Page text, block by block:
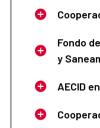
Fondo
y
AECID